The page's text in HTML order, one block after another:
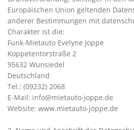
Europäischen Union geltenden
anderer Bestimmungen mit
Charakter ist die:
Funk-Mietauto Evelyne Joppe
Koppetentorstraße 2
95632 Wunsiedel
Deutschland
Tel.: (09232) 2068
E-Mail: info@mietauto-joppe.de
Website: www.mietauto-joppe.de